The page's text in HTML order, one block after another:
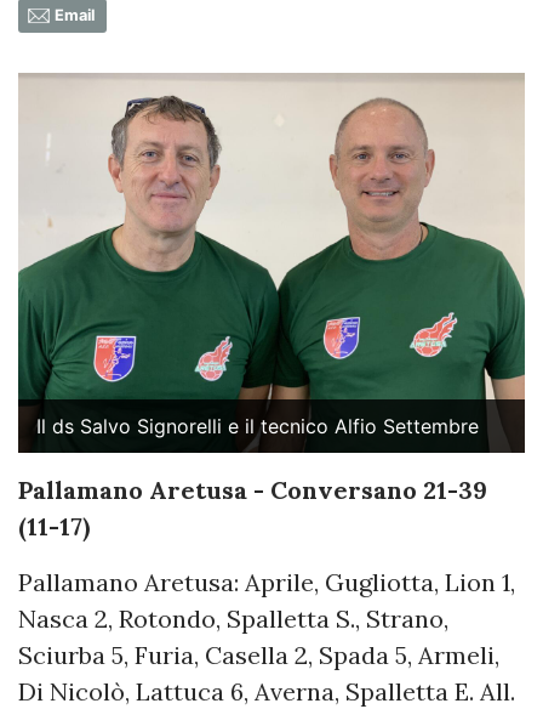
Email
Il ds Salvo Signorelli e il tecnico Alfio Settembre
Pallamano Aretusa - Conversano 21-39
(11-17)
Pallamano Aretusa: Aprile, Gugliotta, Lion 1,
Nasca 2, Rotondo, Spalletta S., Strano,
Sciurba 5, Furia, Casella 2, Spada 5, Armeli,
Di Nicolò, Lattuca 6, Averna, Spalletta E. All.